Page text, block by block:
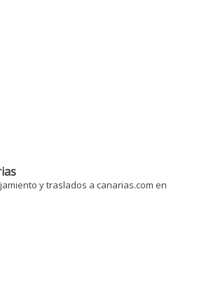
y traslados a canarias.com en